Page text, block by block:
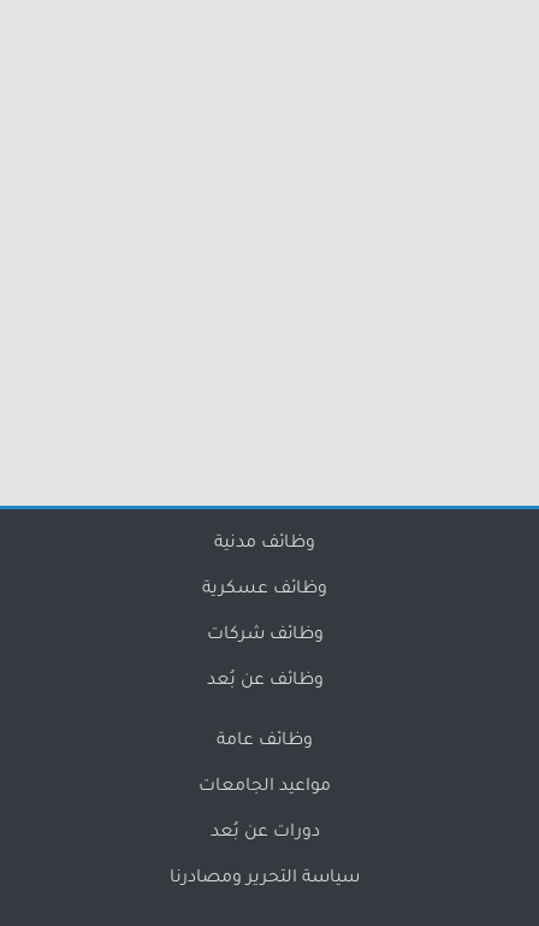
وظائف مدنية
وظائف عسكرية
وظائف شركات
وظائف عن بُعد
وظائف عامة
مواعيد الجامعات
دورات عن بُعد
سياسة التحرير ومصادرنا